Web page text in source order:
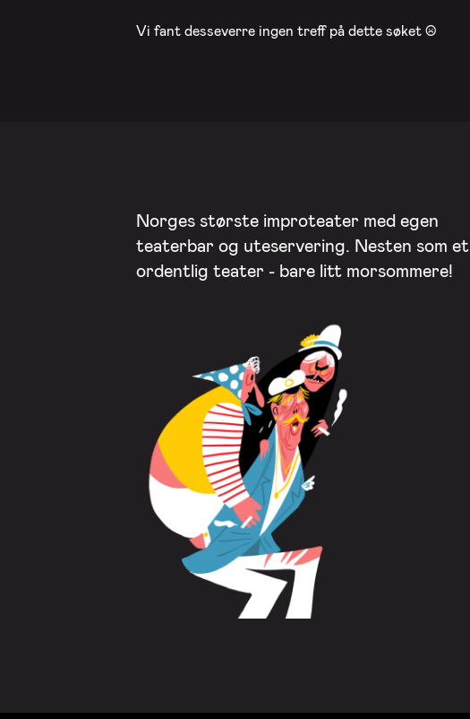
Vi fant desseverre ingen treff på dette søket :(
Norges største improteater med egen
teaterbar og uteservering. Nesten som et
ordentlig teater - bare litt morsommere!